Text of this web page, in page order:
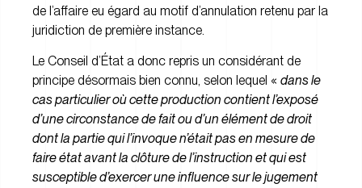
de l’affaire eu égard au motif d’annulation retenu par la
juridiction de première instance.
Le Conseil d’État a donc repris un considérant de
principe désormais bien connu, selon lequel « dans le
cas particulier où cette production contient l’exposé
d’une circonstance de fait ou d’un élément de droit
dont la partie qui l’invoque n’était pas en mesure de
faire état avant la clôture de l’instruction et qui est
susceptible d’exercer une influence sur le jugement